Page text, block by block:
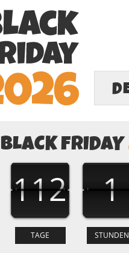
BLACK FRIDAY
112 1